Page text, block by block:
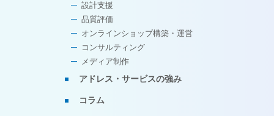
設計支援
品質評価
オンラインショップ構築・運営
コンサルティング
メディア制作
アドレス・サービスの強み
コラム